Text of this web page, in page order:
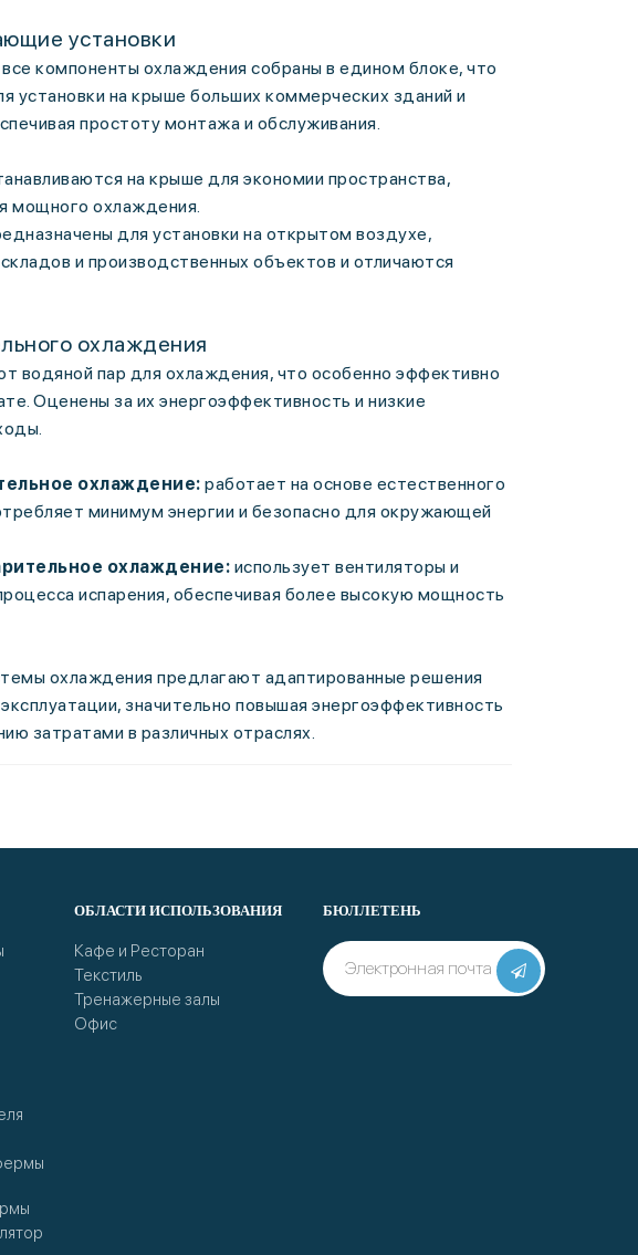
установки
компоненты охлаждения собраны в едином блоке, что
установки на крыше больших коммерческих зданий и
простоту монтажа и обслуживания.
на крыше для экономии пространства,
мощного охлаждения.
для установки на открытом воздухе,
и производственных объектов и отличаются
охлаждения
водяной пар для охлаждения, что особенно эффективно
Оценены за их энергоэффективность и низкие
охлаждение: работает на основе естественного
минимум энергии и безопасно для окружающей
охлаждение: использует вентиляторы и
испарения, обеспечивая более высокую мощность
охлаждения предлагают адаптированные решения
значительно повышая энергоэффективность
затратами в различных отраслях.
ОБЛАСТИ ИСПОЛЬЗОВАНИЯ
Кафе и Ресторан
Текстиль
Тренажерные залы
Офис
БЮЛЛЕТЕНЬ